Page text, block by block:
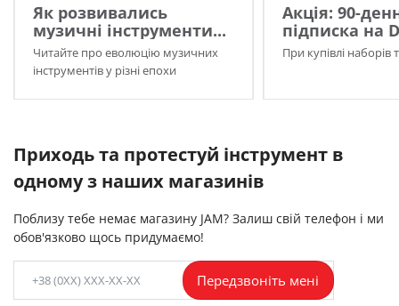
Як розвивались
музичні інструменти...
Читайте про еволюцію музичних
інструментів у різні епохи
Акція: 90-
підписка на
При купівлі наборів
Приходь та протестуй інструмент в
одному з наших магазинів
Поблизу тебе немає магазину JAM? Залиш свій телефон і ми
обов'язково щось придумаємо!
Передзвоніть мені